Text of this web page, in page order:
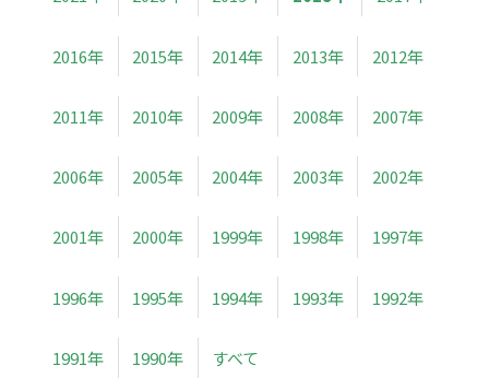
2016年 2015年 2014年 2013年 2012年
2011年 2010年 2009年 2008年 2007年
2006年 2005年 2004年 2003年 2002年
2001年 2000年 1999年 1998年 1997年
1996年 1995年 1994年 1993年 1992年
1991年 1990年 すべて